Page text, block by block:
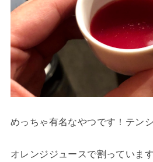
めっちゃ有名なやつです！テン
オレンジジュースで割っていま